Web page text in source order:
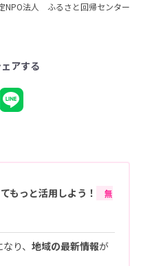
NPO法人 ふるさと回帰センター
アする
もっと活用しよう！
無
り、 地域の最新情報が